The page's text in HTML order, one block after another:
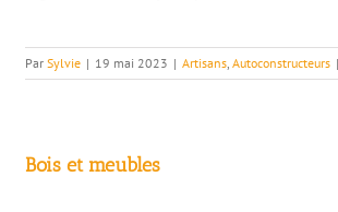
ParSylvie | 19 mai 2023 | Artisans ,Autoconstructeurs |
Bois et meubles